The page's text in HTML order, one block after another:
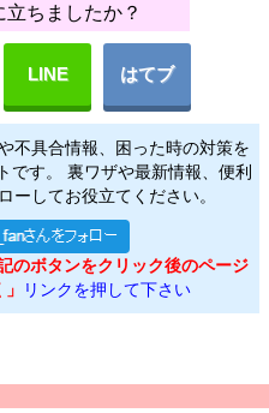
ちましたか？
LINE はてブ
不具合情報、困った時の対策を
です。 裏ワザや最新情報、便利
ーしてお役立てください。
記のボタンをクリック後のページ
リンクを押して下さい